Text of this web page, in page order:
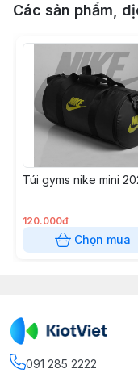
Các sản phẩm,
Túi gyms nike mini
120.000đ
Chọn mua
091 285 2222